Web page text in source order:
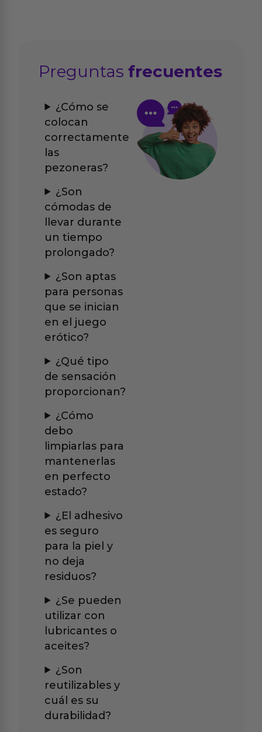
Preguntasfrecuentes
¿Cómo se
colocan
correctamente
las
pezoneras?
¿Son
cómodas de
llevar durante
un tiempo
prolongado?
¿Son aptas
para personas
que se inician
en el juego
erótico?
¿Qué tipo
de sensación
proporcionan?
¿Cómo
debo
limpiarlas para
mantenerlas
en perfecto
estado?
¿El adhesivo
es seguro
para la piel y
no deja
residuos?
¿Se pueden
utilizar con
lubricantes o
aceites?
¿Son
reutilizables y
cuál es su
durabilidad?